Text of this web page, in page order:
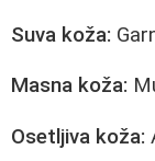
Suva koža:
Masna koža:
Osetljiva koža: